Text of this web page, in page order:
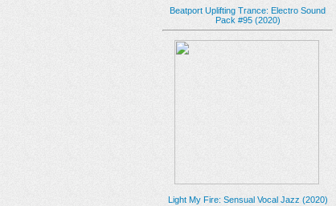
Beatport Uplifting Trance: Electro Sound
Pack #95 (2020)
Light My Fire: Sensual Vocal Jazz (2020)